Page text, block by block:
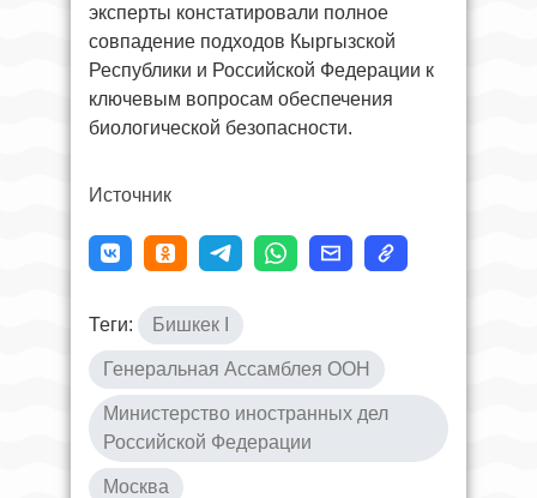
эксперты констатировали полное
совпадение подходов Кыргызской
Республики и Российской Федерации к
ключевым вопросам обеспечения
биологической безопасности.
Источник
Теги: Бишкек I
Генеральная Ассамблея ООН
Министерство иностранных дел
Российской Федерации
Москва